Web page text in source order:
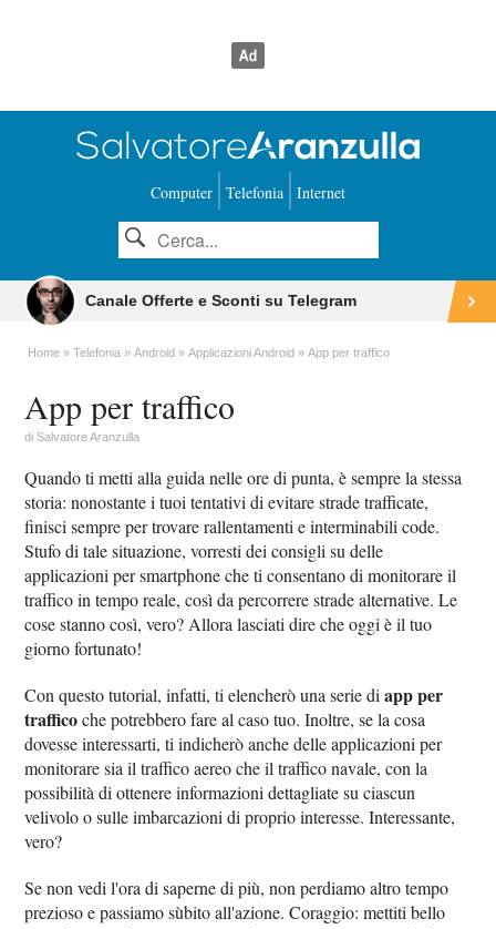
Computer Telefonia Internet
Canale Offerte e Sconti su Telegram
Home Telefonia Android Applicazioni Android App per traffico
App per traffico
diSalvatore Aranzulla
Quando ti metti alla guida nelle ore di punta, è sempre la stessa
storia: nonostante i tuoi tentativi di evitare strade trafficate,
finisci sempre per trovare rallentamenti e interminabili code.
Stufo di tale situazione, vorresti dei consigli su delle
applicazioni per smartphone che ti consentano di monitorare il
traffico in tempo reale, così da percorrere strade alternative. Le
cose stanno così, vero? Allora lasciati dire che oggi è il tuo
giorno fortunato!
Con questo tutorial, infatti, ti elencherò una serie diapp per
trafficoche potrebbero fare al caso tuo. Inoltre, se la cosa
dovesse interessarti, ti indicherò anche delle applicazioni per
monitorare sia il traffico aereo che il traffico navale, con la
possibilità di ottenere informazioni dettagliate su ciascun
velivolo o sulle imbarcazioni di proprio interesse. Interessante,
vero?
Se non vedi l'ora di saperne di più, non perdiamo altro tempo
prezioso e passiamo sùbito all'azione. Coraggio: mettiti bello